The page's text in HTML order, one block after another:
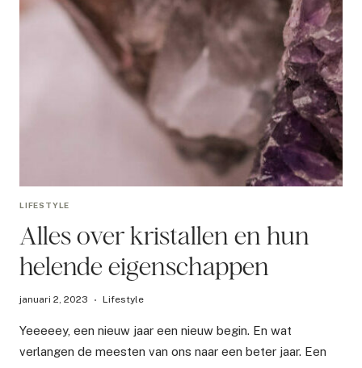
LIFESTYLE
Alles over kristallen en hun
helende eigenschappen
januari 2, 2023 Lifestyle
Yeeeeey, een nieuw jaar een nieuw begin. En wat
verlangen de meesten van ons naar een beter jaar. Een